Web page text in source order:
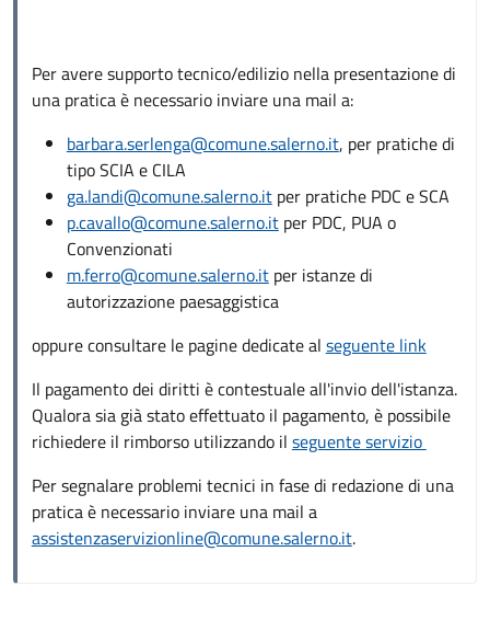
Per avere supporto tecnico/edilizio nella presentazione di
una pratica è necessario inviare una mail a:
barbara.serlenga@comune.salerno.it, per pratiche di
tipo SCIA e CILA
ga.landi@comune.salerno.itper pratiche PDC e SCA
p.cavallo@comune.salerno.itper PDC, PUA o
Convenzionati
m.ferro@comune.salerno.itper istanze di
autorizzazione paesaggistica
oppure consultare le pagine dedicate al seguente link
Il pagamento dei diritti è contestuale all'invio dell'istanza.
Qualora sia già stato effettuato il pagamento, è possibile
richiedere il rimborso utilizzando il seguente servizio
Per segnalare problemi tecnici in fase di redazione di una
pratica è necessario inviare una mail a
assistenzaservizionline@comune.salerno.it.